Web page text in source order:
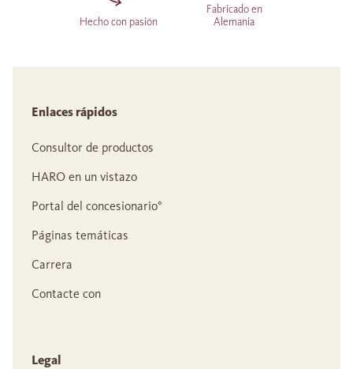
Hecho con pasión
Fabricado en
Alemania
Enlaces rápidos
Consultor de productos
HARO en un vistazo
Portal del concesionario°
Páginas temáticas
Carrera
Contacte con
Legal